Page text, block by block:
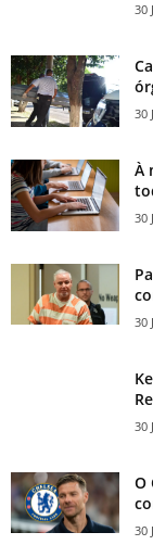
30
30
À
30
30
30
O
30